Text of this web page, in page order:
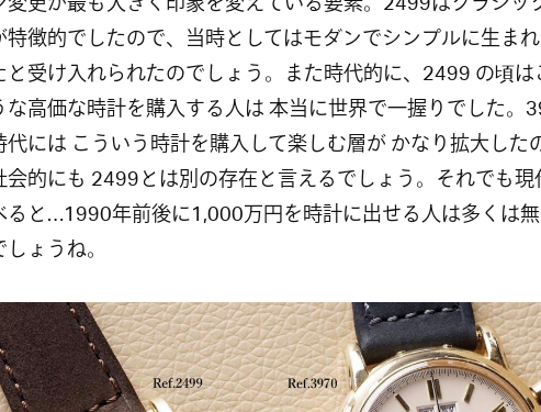
特徴的でしたので、当時としてはモダンでシンプルに生ま
と受け入れられたのでしょう。また時代的に、2499 の頃
な高価な時計を購入する人は 本当に世界で一握りでした。
代には こういう時計を購入して楽しむ層が かなり拡大した
会的にも 2499とは別の存在と言えるでしょう。それでも
ると…1990年前後に1,000万円を時計に出せる人は多くは
ょうね。